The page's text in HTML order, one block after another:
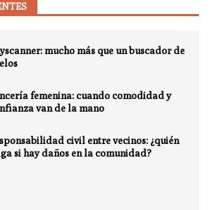
mucho más que un buscador de
femenina: cuando comodidad y
van de la mano
civil entre vecinos: ¿quién
si hay daños en la comunidad?